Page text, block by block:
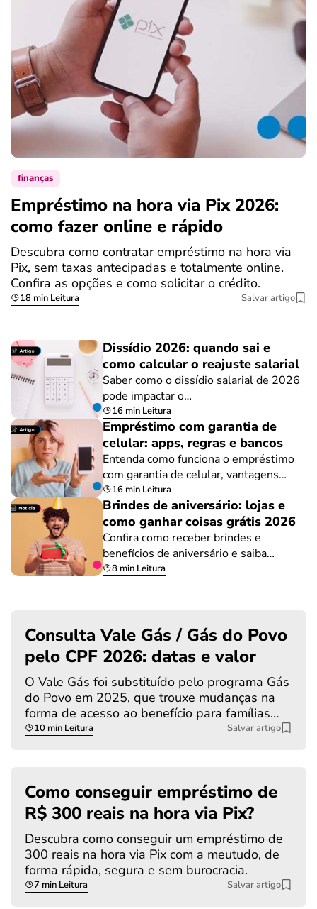
finanças
Empréstimo na hora via Pix 2026:
como fazer online e rápido
Descubra como contratar empréstimo na hora via
Pix, sem taxas antecipadas e totalmente online.
Confira as opções e como solicitar o crédito.
18 min Leitura Salvar artigo
Dissídio 2026: quando sai e
como calcular o reajuste salarial
Saber como o dissídio salarial de 2026
pode impactar o…
16 min Leitura
Empréstimo com garantia de
celular: apps, regras e bancos
Entenda como funciona o empréstimo
com garantia de celular, vantagens…
16 min Leitura
Brindes de aniversário: lojas e
como ganhar coisas grátis 2026
Confira como receber brindes e
benefícios de aniversário e saiba…
8 min Leitura
Consulta Vale Gás / Gás do Povo
pelo CPF 2026: datas e valor
O Vale Gás foi substituído pelo programa Gás
do Povo em 2025, que trouxe mudanças na
forma de acesso ao benefício para famílias…
10 min Leitura Salvar artigo
Como conseguir empréstimo de
R$ 300 reais na hora via Pix?
Descubra como conseguir um empréstimo de
300 reais na hora via Pix com a meutudo, de
forma rápida, segura e sem burocracia.
7 min Leitura Salvar artigo